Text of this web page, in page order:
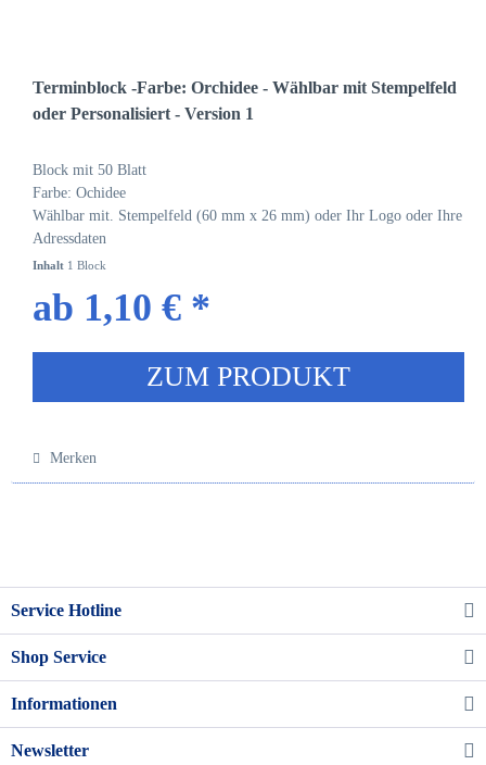
Terminblock -Farbe: Orchidee - Wählbar mit Stempelfeld
oder Personalisiert - Version 1
Block mit 50 Blatt
Farbe: Ochidee
Wählbar mit. Stempelfeld (60 mm x 26 mm) oder Ihr Logo oder Ihre
Adressdaten
Inhalt 1 Block
ab 1,10 € *
ZUM PRODUKT
Merken
Service Hotline
Shop Service
Informationen
Newsletter